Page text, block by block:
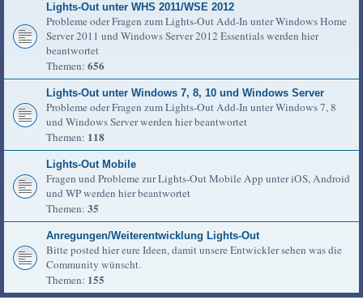
Lights-Out unter WHS 2011/WSE 2012
Probleme oder Fragen zum Lights-Out Add-In unter Windows Home
Server 2011 und Windows Server 2012 Essentials werden hier
beantwortet
Themen: 656
Lights-Out unter Windows 7, 8, 10 und Windows Server
Probleme oder Fragen zum Lights-Out Add-In unter Windows 7, 8
und Windows Server werden hier beantwortet
Themen: 118
Lights-Out Mobile
Fragen und Probleme zur Lights-Out Mobile App unter iOS, Android
und WP werden hier beantwortet
Themen: 35
Anregungen/Weiterentwicklung Lights-Out
Bitte posted hier eure Ideen, damit unsere Entwickler sehen was die
Community wünscht.
Themen: 155